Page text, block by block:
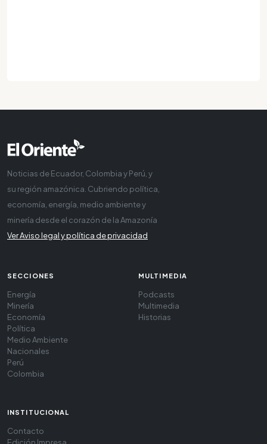
Noticias de Ecuador, Colombia y Perú, y
su región amazónica. Cubriendo política,
economía, energía, medio ambiente y
minería desde el corazón de la Amazonía
Ver Aviso legal y política de privacidad
SECCIONES
Energía
Minería
Economía
Política
Medio Ambiente
Nacionales
Perú
Colombia
MULTIMEDIA
Podcasts
Multimedia
Historias
INSTITUCIONAL
Contacto